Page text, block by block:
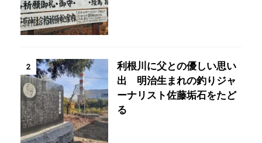
2
利根川に父との優しい思い
出 明治生まれの釣りジャ
ーナリスト佐藤垢石をたど
る